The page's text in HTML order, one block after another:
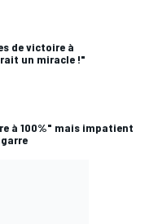
de victoire à
un miracle !"
à 100%" mais impatient